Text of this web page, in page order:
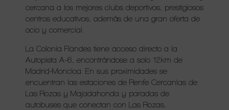
cercana a los mejores clubs deportivos, prestigiosos
centros educativos, además de una gran oferta de
ocio y comercial.
La Colonia Flandes tiene acceso directo a la
Autopista A-6, encontrándose a solo 12km de
Madrid-Moncloa. En sus proximidades se
encuentran las estaciones de Renfe Cercanías de
Las Rozas y Majadahonda y paradas de
autobuses que conectan con Las Rozas,